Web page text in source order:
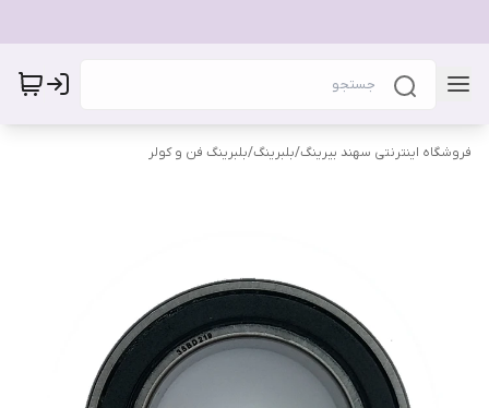
فروشگاه اینترنتی سهند بیرینگ/بلبرینگ/بلبرینگ فن و کولر